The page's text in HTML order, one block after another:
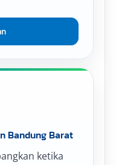
Bandung Barat
ketika